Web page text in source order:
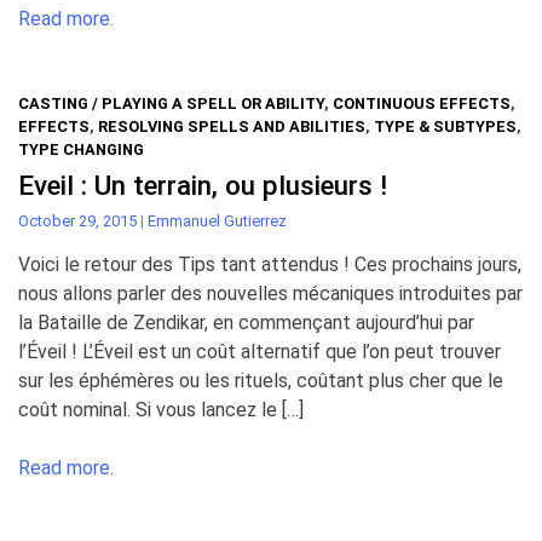
Read more.
CASTING / PLAYING A SPELL OR ABILITY, CONTINUOUS EFFECTS,
EFFECTS, RESOLVING SPELLS AND ABILITIES, TYPE & SUBTYPES,
TYPE CHANGING
Eveil : Un terrain, ou plusieurs !
October 29, 2015 | Emmanuel Gutierrez
Voici le retour des Tips tant attendus ! Ces prochains jours,
nous allons parler des nouvelles mécaniques introduites par
la Bataille de Zendikar, en commençant aujourd’hui par
l’Éveil ! L’Éveil est un coût alternatif que l’on peut trouver
sur les éphémères ou les rituels, coûtant plus cher que le
coût nominal. Si vous lancez le […]
Read more.